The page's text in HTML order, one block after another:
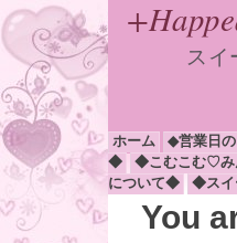
スイ
ホーム ◆営業日
◆
◆こむこむ♡み
について◆
◆スイ
You